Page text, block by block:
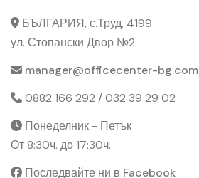
БЪЛГАРИЯ, с.Труд, 4199
ул. Стопански Двор №2
manager@officecenter-bg.com
0882 166 292 / 032 39 29 02
Понеделник - Петък
От 8:30ч. до 17:30ч.
Последвайте ни в Facebook